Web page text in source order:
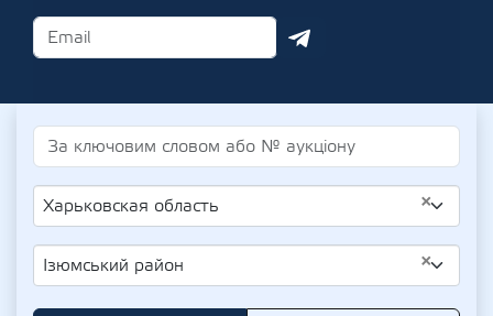
×
Харьковская область
×
Ізюмський район